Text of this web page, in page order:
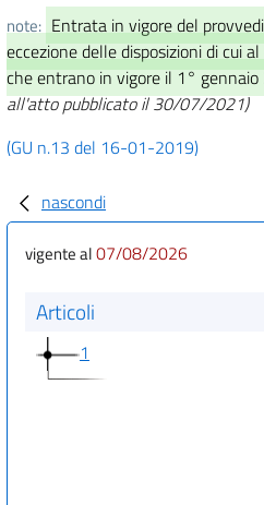
note: Entrata in vigore del
eccezione delle disposizioni di cui
che entrano in vigore il 1°
all'atto pubblicato il 30/07/2021)
(GU n.13 del 16-01-2019)
nascondi
vigente al07/08/2026
Articoli
1